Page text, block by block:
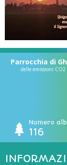
Parrocchia di
delle emissioni
Numero
116